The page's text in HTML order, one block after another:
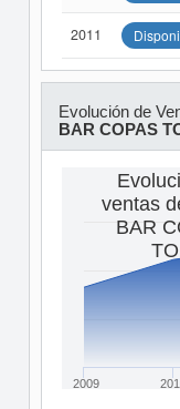
2011
Evolución de
BAR COPAS
ventas
BAR
2009